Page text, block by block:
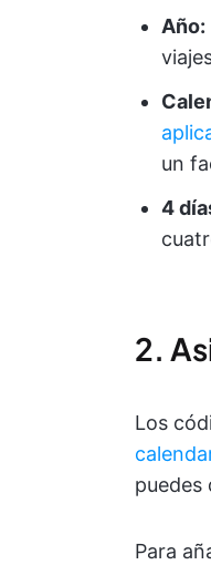
Año:
un
4
2.
Los
puedes
Para